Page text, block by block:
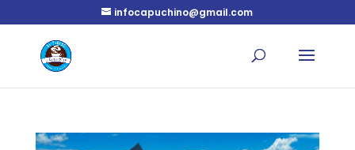
infocapuchino@gmail.com